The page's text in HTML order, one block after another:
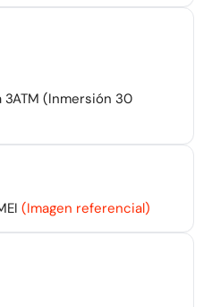
3ATM (Inmersión 30
(Imagen referencial)